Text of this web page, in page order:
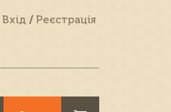
Вхід / Реєстрація